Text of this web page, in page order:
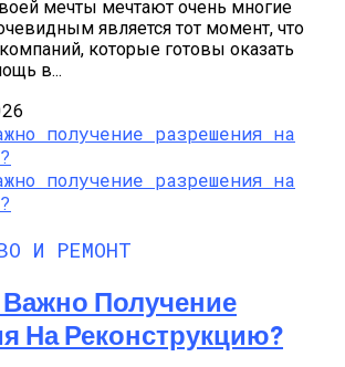
мечты мечтают очень многие
является тот момент, что
которые готовы оказать
в...
И РЕМОНТ
Получение
На Реконструкцию?